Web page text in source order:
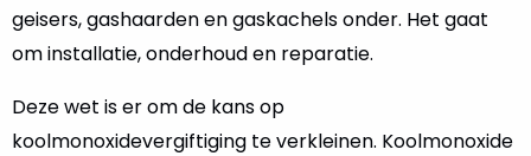
geisers, gashaarden en gaskachels onder. Het gaat
om installatie, onderhoud en reparatie.
Deze wet is er om de kans op
koolmonoxidevergiftiging te verkleinen. Koolmonoxide